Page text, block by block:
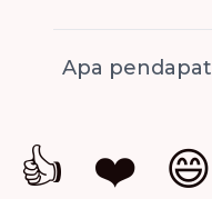
Apa
👍 ❤️ 😄